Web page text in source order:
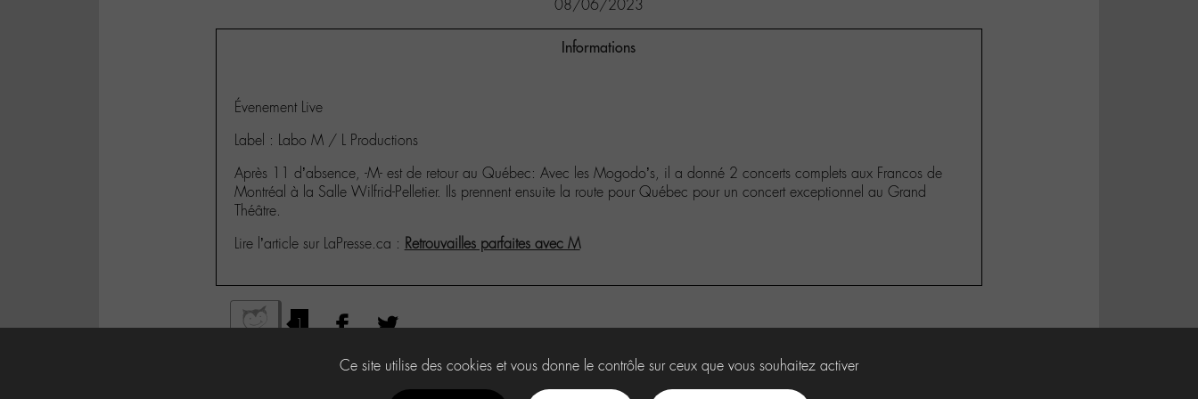
08/06/2023
Informations
Évenement Live
Label : Labo M / L Productions
Après 11 d’absence, -M- est de retour au Québec: Avec les Mogodo’s, il a donné 2 concerts complets aux Francos de
Montréal à la Salle Wilfrid-Pelletier. Ils prennent ensuite la route pour Québec pour un concert exceptionnel au Grand
Théâtre.
Lire l’article sur LaPresse.ca : Retrouvailles parfaites avec M
1
Ce site utilise des cookies et vous donne le contrôle sur ceux que vous souhaitez activer